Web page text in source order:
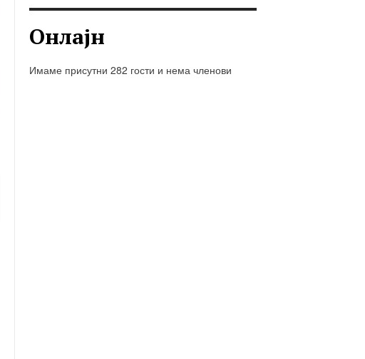
Онлајн
Имаме присутни 282 гости и нема членови